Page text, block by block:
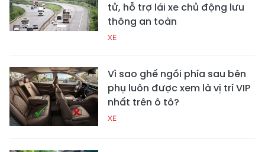
tử, hỗ trợ lái xe chủ động lưu
thông an toàn
XE
Vì sao ghế ngồi phía sau bên
phụ luôn được xem là vị trí VIP
nhất trên ô tô?
XE